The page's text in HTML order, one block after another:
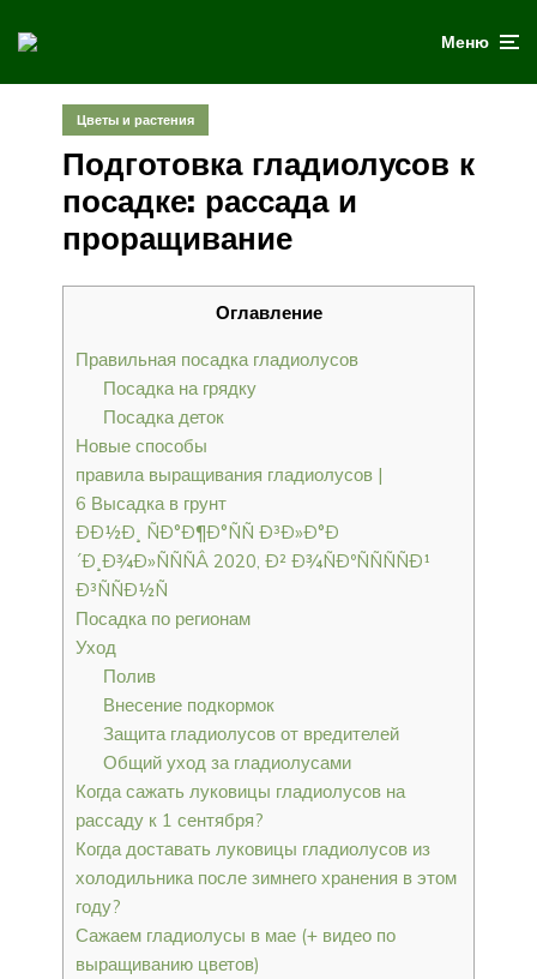
Меню
Цветы и растения
Подготовка гладиолусов к
посадке: рассада и
проращивание
Оглавление
Правильная посадка гладиолусов
Посадка на грядку
Посадка деток
Новые способы
правила выращивания гладиолусов |
6 Высадка в грунт
ÐÐ½Ð¸ ÑÐ°Ð¶Ð°ÑÑ Ð³Ð»Ð°Ð
´Ð¸Ð¾Ð»ÑÑÑÂ 2020, Ð² Ð¾ÑÐºÑÑÑÑÐ¹
Ð³ÑÑÐ½Ñ
Посадка по регионам
Уход
Полив
Внесение подкормок
Защита гладиолусов от вредителей
Общий уход за гладиолусами
Когда сажать луковицы гладиолусов на
рассаду к 1 сентября?
Когда доставать луковицы гладиолусов из
холодильника после зимнего хранения в этом
году?
Сажаем гладиолусы в мае (+ видео по
выращиванию цветов)